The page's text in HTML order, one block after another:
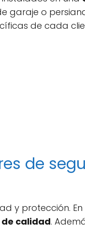
garaje o
de cada
de
y protección.
calidad.